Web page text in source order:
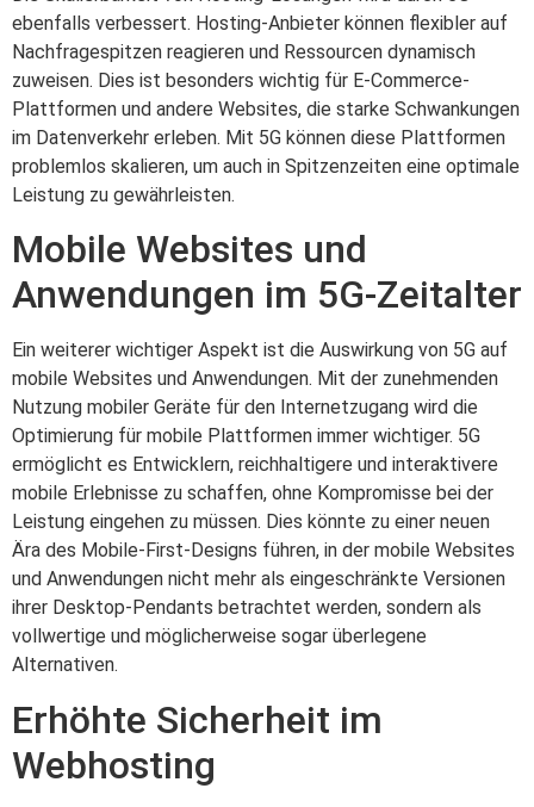
ebenfalls verbessert. Hosting-Anbieter können flexibler auf
Nachfragespitzen reagieren und Ressourcen dynamisch
zuweisen. Dies ist besonders wichtig für E-Commerce-
Plattformen und andere Websites, die starke Schwankungen
im Datenverkehr erleben. Mit 5G können diese Plattformen
problemlos skalieren, um auch in Spitzenzeiten eine optimale
Leistung zu gewährleisten.
Mobile Websites und
Anwendungen im 5G-Zeitalter
Ein weiterer wichtiger Aspekt ist die Auswirkung von 5G auf
mobile Websites und Anwendungen. Mit der zunehmenden
Nutzung mobiler Geräte für den Internetzugang wird die
Optimierung für mobile Plattformen immer wichtiger. 5G
ermöglicht es Entwicklern, reichhaltigere und interaktivere
mobile Erlebnisse zu schaffen, ohne Kompromisse bei der
Leistung eingehen zu müssen. Dies könnte zu einer neuen
Ära des Mobile-First-Designs führen, in der mobile Websites
und Anwendungen nicht mehr als eingeschränkte Versionen
ihrer Desktop-Pendants betrachtet werden, sondern als
vollwertige und möglicherweise sogar überlegene
Alternativen.
Erhöhte Sicherheit im
Webhosting